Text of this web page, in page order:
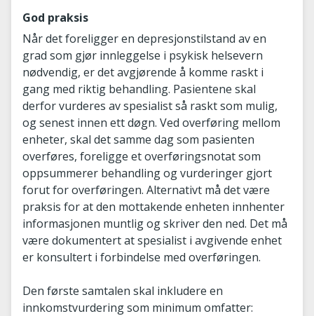
God praksis
Når det foreligger en depresjonstilstand av en
grad som gjør innleggelse i psykisk helsevern
nødvendig, er det avgjørende å komme raskt i
gang med riktig behandling. Pasientene skal
derfor vurderes av spesialist så raskt som mulig,
og senest innen ett døgn. Ved overføring mellom
enheter, skal det samme dag som pasienten
overføres, foreligge et overføringsnotat som
oppsummerer behandling og vurderinger gjort
forut for overføringen. Alternativt må det være
praksis for at den mottakende enheten innhenter
informasjonen muntlig og skriver den ned. Det må
være dokumentert at spesialist i avgivende enhet
er konsultert i forbindelse med overføringen.
Den første samtalen skal inkludere en
innkomstvurdering som minimum omfatter: